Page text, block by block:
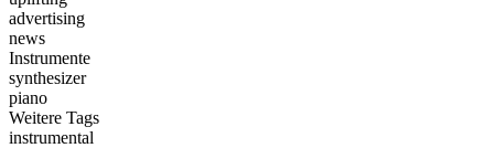
advertising
news
Instrumente
synthesizer
piano
Weitere Tags
instrumental